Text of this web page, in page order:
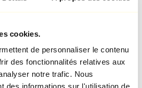
cookies.
de personnaliser le contenu
des fonctionnalités relatives aux
notre trafic. Nous
des informations sur l'utilisation de
Basquiat
designers